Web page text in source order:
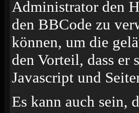
Administrator den
den BBCode zu
können, um die
den Vorteil, dass er
Javascript und
Es kann auch sein,